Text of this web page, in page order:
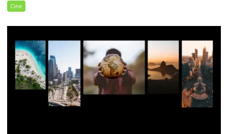
Cine